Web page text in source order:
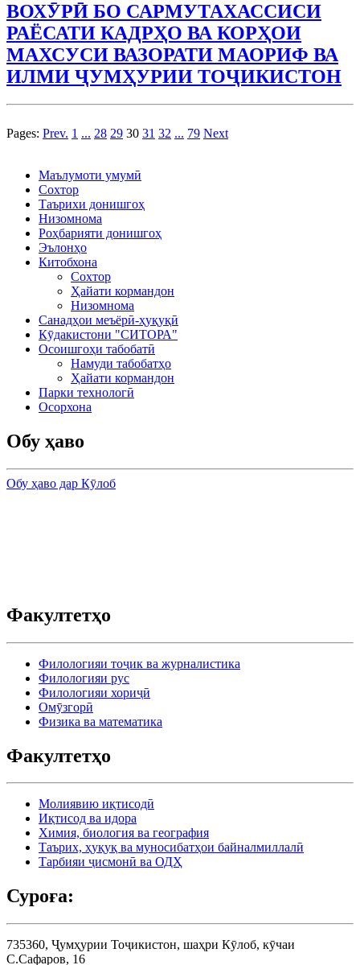
ВОХӮРӢ БО САРМУТАХАССИСИ
РАЁСАТИ КАДРҲО ВА КОРҲОИ
МАХСУСИ ВАЗОРАТИ МАОРИФ ВА
ИЛМИ ҶУМҲУРИИ ТОҶИКИСТОН
Pages: Prev. 1 ... 28 29 30 31 32 ... 79 Next
Маълумоти умумӣ
Сохтор
Таърихи донишгоҳ
Низомнома
Роҳбарияти донишгоҳ
Эълонҳо
Китобхона
Сохтор
Ҳайати кормандон
Низомнома
Санадҳои меъёрӣ-ҳуқуқӣ
Кӯдакистони "СИТОРА"
Осоишгоҳи табобатӣ
Намуди табобатҳо
Ҳайати кормандон
Парки технологӣ
Осорхона
Обу ҳаво
Обу ҳаво дар Кӯлоб
Факултетҳо
Филологияи тоҷик ва журналистика
Филологияи рус
Филологияи хориҷӣ
Омӯзгорӣ
Физика ва математика
Факултетҳо
Молиявию иқтисодӣ
Иқтисод ва идора
Химия, биология ва география
Таърих, ҳуқуқ ва муносибатҳои байналмиллалӣ
Тарбияи ҷисмонӣ ва ОДҲ
Суроға:
735360, Ҷумҳурии Тоҷикистон, шаҳри Кӯлоб, кӯчаи
С.Сафаров, 16